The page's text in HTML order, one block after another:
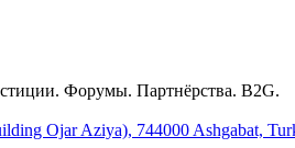
Форумы. Партнёрства. B2G.
Ojar Aziya), 744000 Ashgabat,